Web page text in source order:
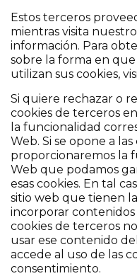
Estos terceros
mientras visita
información. Para
sobre la forma en
utilizan sus cookies,
Si quiere rechazar o
cookies de terceros
la funcionalidad
Web. Si se opone a
proporcionaremos la
Web que podamos
esas cookies. En tal
sitio web que tienen
incorporar
cookies de terceros
usar ese contenido
accede al uso de las
consentimiento.